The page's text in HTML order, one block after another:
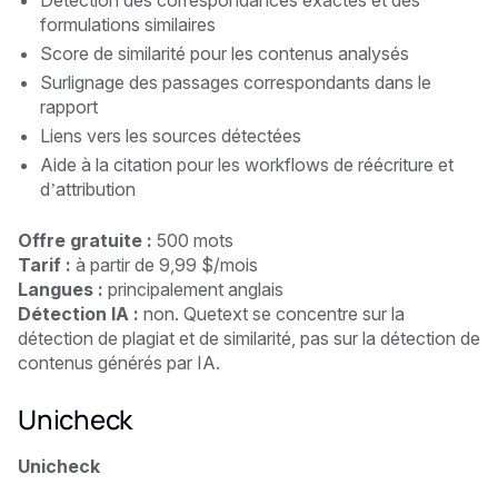
formulations similaires
Score de similarité pour les contenus analysés
Surlignage des passages correspondants dans le
rapport
Liens vers les sources détectées
Aide à la citation pour les workflows de réécriture et
d’attribution
Offre gratuite : 500 mots
Tarif : à partir de 9,99 $/mois
Langues : principalement anglais
Détection IA : non. Quetext se concentre sur la
détection de plagiat et de similarité, pas sur la détection de
contenus générés par IA.
Unicheck
Unicheck